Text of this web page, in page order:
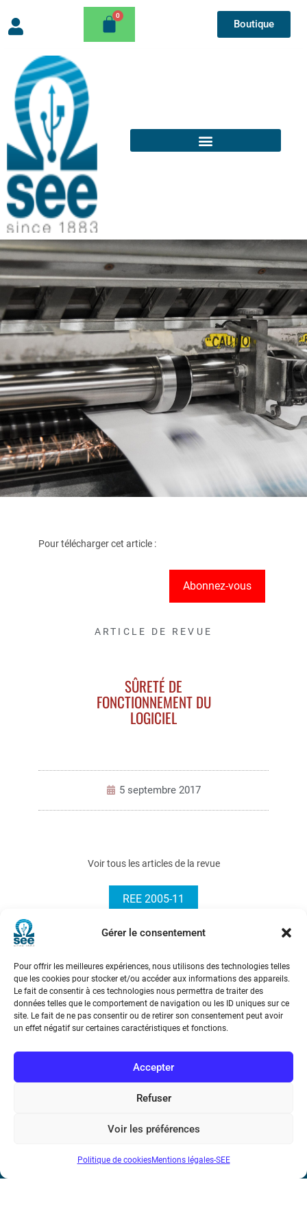
Gérer le consentement
Pour offrir les meilleures expériences, nous utilisons des technologies telles
que les cookies pour stocker et/ou accéder aux informations des appareils.
Le fait de consentir à ces technologies nous permettra de traiter des
données telles que le comportement de navigation ou les ID uniques sur ce
site. Le fait de ne pas consentir ou de retirer son consentement peut avoir
un effet négatif sur certaines caractéristiques et fonctions.
Accepter
Refuser
Voir les préférences
Politique de cookiesMentions légales-SEE
Boutique
Pour télécharger cet article :
Abonnez-vous
ARTICLE DE REVUE
SÛRETÉ DE
FONCTIONNEMENT DU
LOGICIEL
5 septembre 2017
Voir tous les articles de la revue
REE 2005-11
Société de l’Electricité, de l’Electronique et des Technologies
17 rue de l’Amiral Hamelin75116 Paris
Métro : « Boissière » Ligne 6 et « Iéna » Ligne 9
Téléphone : (+33) 1 56 90 37 17
N° de SIREN : 785 393 232, Code APE : 9412Z TVA intra-